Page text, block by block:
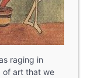
raging in
of art that we